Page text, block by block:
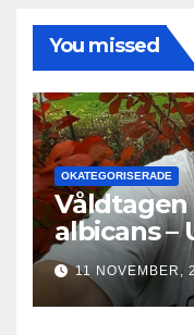
You missed
OKATEGORISERADE
Våldtagen
albicans –
11 NOVEMBER,